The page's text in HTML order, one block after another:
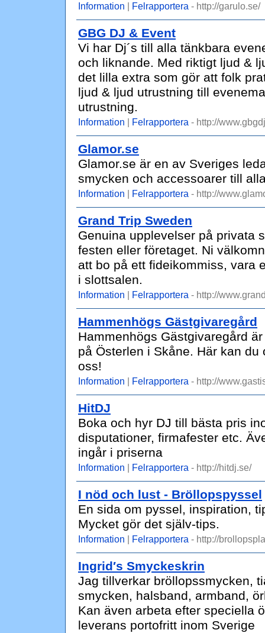
Information | Felrapportera - http://garulo.se/
GBG DJ & Event
Vi har Dj´s till alla tänkbara
och liknande. Med riktigt ljud &
det lilla extra som gör att folk
ljud & ljud utrustning till
utrustning.
Information | Felrapportera - http://
Glamor.se
Glamor.se är en av Sveriges
smycken och accessoarer till
Information | Felrapportera - http://
Grand Trip Sweden
Genuina upplevelser på privata
festen eller företaget. Ni
att bo på ett fideikommiss, vara
i slottsalen.
Information | Felrapportera - http://
Hammenhögs Gästgivaregård
Hammenhögs Gästgivaregård
på Österlen i Skåne. Här kan
oss!
Information | Felrapportera - http://
HitDJ
Boka och hyr DJ till bästa pris
disputationer, firmafester etc.
ingår i priserna
Information | Felrapportera - http://hitdj.se/
I nöd och lust - Bröllopspyssel
En sida om pyssel, inspiration,
Mycket gör det själv-tips.
Information | Felrapportera - http://
Ingrid′s Smyckeskrin
Jag tillverkar bröllopssmycken,
smycken, halsband, armband,
Kan även arbeta efter speciella
leverans portofritt inom Sverige